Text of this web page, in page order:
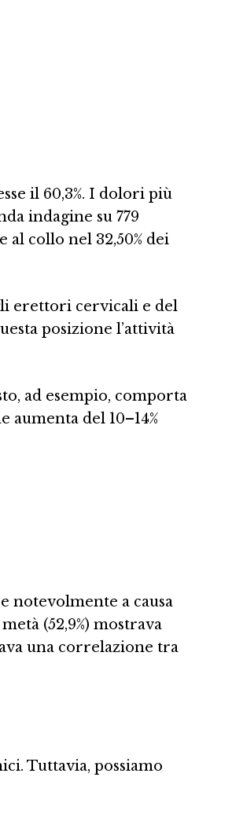
il 60,3%. I dolori più
indagine su 779
collo nel 32,50% dei
erettori cervicali e del
posizione l’attività
ad esempio, comporta
del 10–14%
notevolmente a causa
(52,9%) mostrava
una correlazione tra
Tuttavia, possiamo